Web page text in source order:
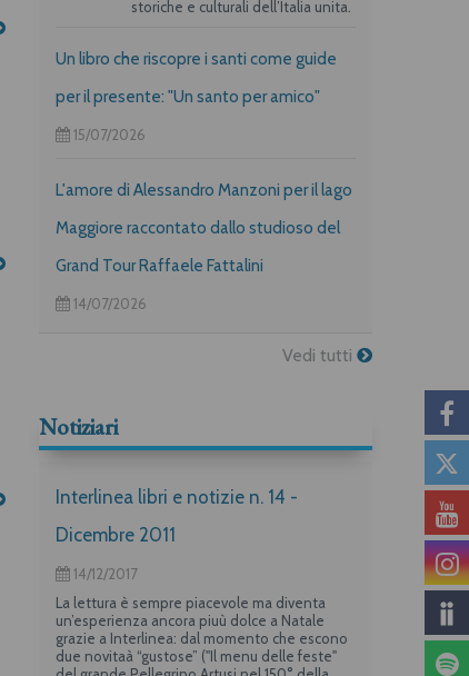
storiche e culturali dell’Italia unita.
Un libro che riscopre i santi come guide
per il presente: "Un santo per amico"
15/07/2026
L'amore di Alessandro Manzoni per il lago
Maggiore raccontato dallo studioso del
Grand Tour Raffaele Fattalini
14/07/2026
Vedi tutti
Notiziari
Interlinea libri e notizie n. 14 -
Dicembre 2011
14/12/2017
La lettura è sempre piacevole ma diventa
un’esperienza ancora piuù dolce a Natale
grazie a Interlinea: dal momento che escono
due novitaà “gustose” ("Il menu delle feste"